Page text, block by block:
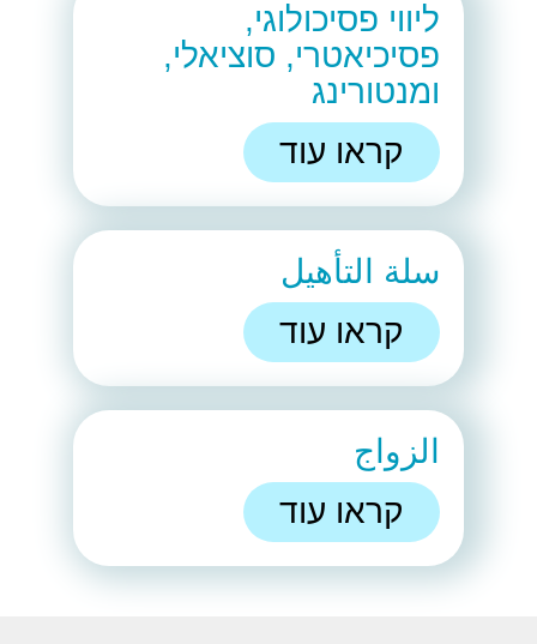
ליווי פסיכולוגי,
פסיכיאטרי, סוציאלי,
ומנטורינג
קראו עוד
سلة التأهيل
קראו עוד
الزواج
קראו עוד